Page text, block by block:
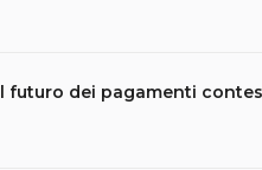
futuro dei pagamenti